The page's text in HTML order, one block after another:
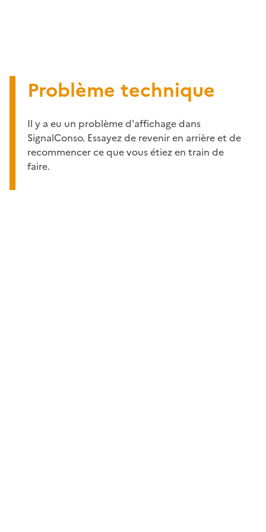
Problème technique
Il y a eu un problème d'affichage dans
SignalConso. Essayez de revenir en arrière et de
recommencer ce que vous étiez en train de
faire.